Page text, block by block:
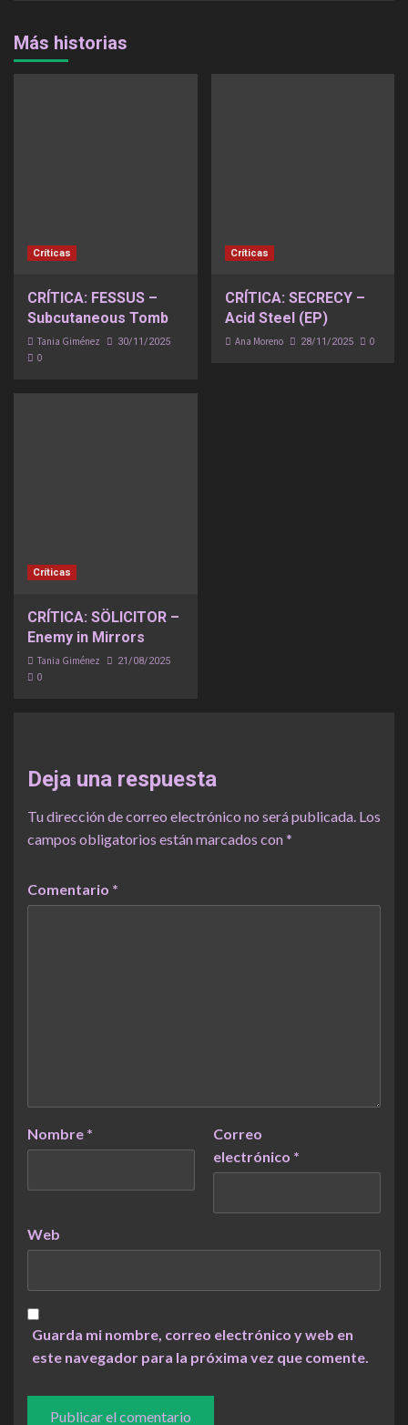
Más historias
Críticas
CRÍTICA: FESSUS –
Subcutaneous Tomb
Tania Giménez 30/11/2025
0
Críticas
CRÍTICA: SECRECY –
Acid Steel (EP)
Ana Moreno 28/11/2025 0
Críticas
CRÍTICA: SÖLICITOR –
Enemy in Mirrors
Tania Giménez 21/08/2025
0
Deja una respuesta
Tu dirección de correo electrónico no será publicada. Los
campos obligatorios están marcados con*
Comentario *
Nombre *
Correo
electrónico *
Web
Guarda mi nombre, correo electrónico y web en
este navegador para la próxima vez que comente.